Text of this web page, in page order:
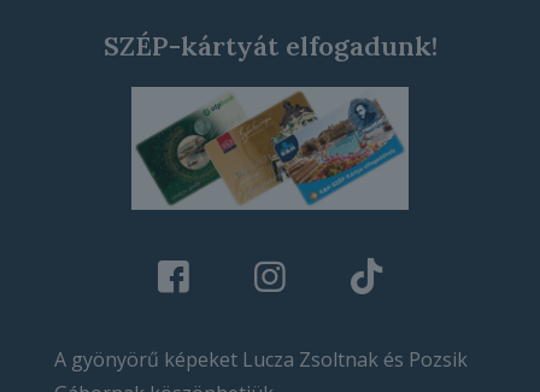
SZÉP-kártyát elfogadunk!
A gyönyörű képeket Lucza Zsoltnak és Pozsik